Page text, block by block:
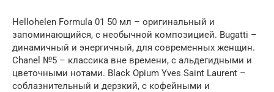
Hellohelen Formula 01 50 мл – оригинальный и
запоминающийся, с необычной композицией. Bugatti –
динамичный и энергичный, для современных женщин.
Chanel №5 – классика вне времени, с альдегидными и
цветочными нотами. Black Opium Yves Saint Laurent –
соблазнительный и дерзкий, с кофейными и